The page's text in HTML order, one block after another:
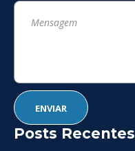
Posts Recentes